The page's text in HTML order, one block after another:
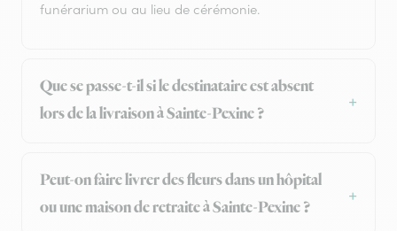
funérarium ou au lieu de cérémonie.
Que se passe-t-il si le destinataire est absent
lors de la livraison à Sainte-Pexine ?
Peut-on faire livrer des fleurs dans un hôpital
ou une maison de retraite à Sainte-Pexine ?